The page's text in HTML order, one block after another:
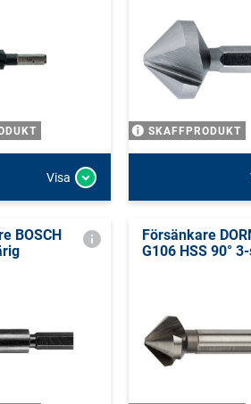
Visa
SKAFFPRODUKT
BOSCH
Försänkare
G106 HSS 90°